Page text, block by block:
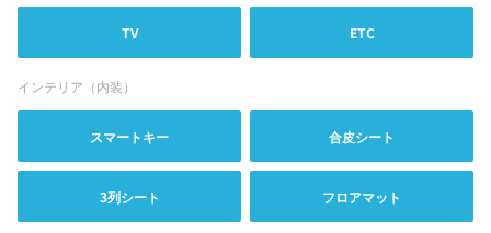
TV ETC
インテリア（内装）
スマートキー 合皮シート
3列シート フロアマット